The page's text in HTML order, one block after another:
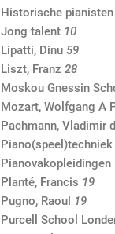
Historische pianisten
Jong talent 10
Lipatti, Dinu 59
Liszt, Franz 28
Moskou Gnessin
Mozart, Wolfgang A
Pachmann, Vladimir
Piano(speel)techniek
Pianovakopleidingen
Planté, Francis 19
Pugno, Raoul 19
Purcell School